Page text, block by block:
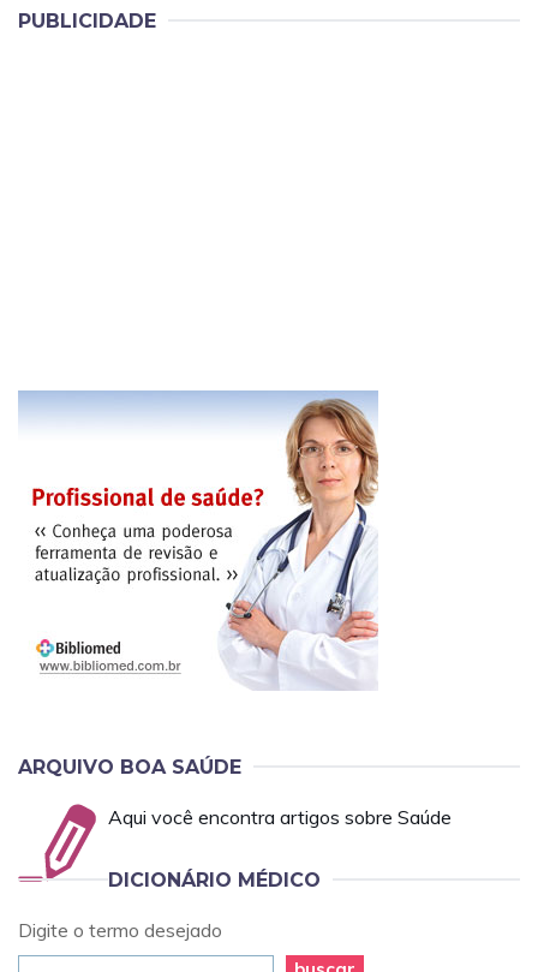
PUBLICIDADE
ARQUIVO BOA SAÚDE
Aqui você encontra artigos sobre Saúde
DICIONÁRIO MÉDICO
Digite o termo desejado